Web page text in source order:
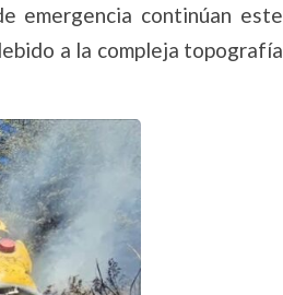
emergencia continúan este
a la compleja topografía